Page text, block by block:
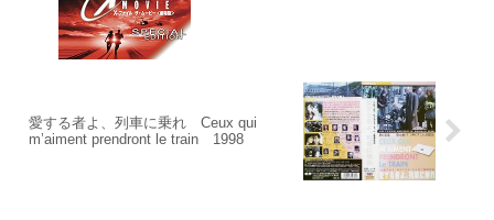
愛する者よ、列車に乗れ Ceux qui
m’aiment prendront le train 1998